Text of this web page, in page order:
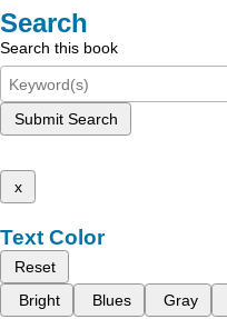
Search
Search this book
Submit Search
x
Text Color
Reset
Bright
Blues Gray